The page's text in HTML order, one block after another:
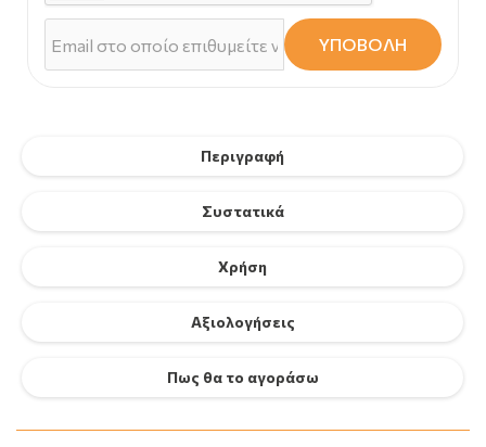
Περιγραφή
Συστατικά
Χρήση
Αξιολογήσεις
Πως θα το αγοράσω
ΥΠΟΒΟΛΗ